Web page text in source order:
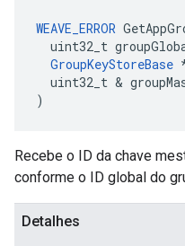
WEAVE_ERROR
uint32_t
GroupKeyStoreBase
uint32_t &
)
Recebe o ID da chave
conforme o ID global do
Detalhes